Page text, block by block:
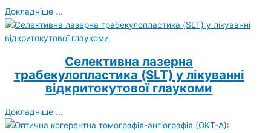
Докладніше ...
Селективна лазерна
трабекулопластика (SLT) у лікуванні
відкритокутової глаукоми
Докладніше ...